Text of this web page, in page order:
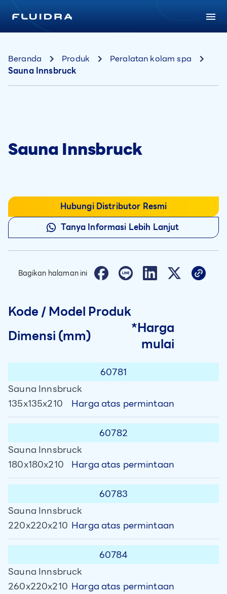
Beranda Produk
Peralatan kolam spa
Sauna Innsbruck
Sauna Innsbruck
Hubungi Distributor Resmi
Tanya Informasi Lebih Lanjut
Bagikan halaman ini
Kode / Model Produk
Dimensi (mm)
*Harga
mulai
60781
Sauna Innsbruck
135x135x210
Harga atas permintaan
60782
Sauna Innsbruck
180x180x210 Harga atas permintaan
60783
Sauna Innsbruck
220x220x210 Harga atas permintaan
60784
Sauna Innsbruck
260x220x210 Harga atas permintaan